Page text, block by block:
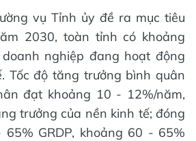
vụ Tỉnh ủy đề ra mục tiêu
2030, toàn tỉnh có khoảng
nghiệp đang hoạt động
Tốc độ tăng trưởng bình quân
đạt khoảng 10 - 12%/năm,
trưởng của nền kinh tế; đóng
GRDP, khoảng 60 - 65%